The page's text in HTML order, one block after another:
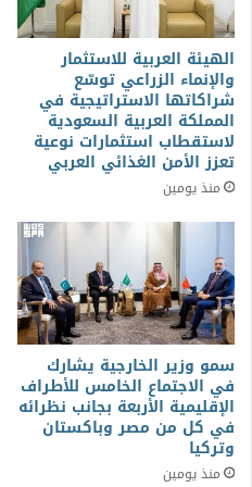
الهيئة العربية للاستثمار
والإنماء الزراعي توسّع
شراكاتها الاستراتيجية في
المملكة العربية السعودية
لاستقطاب استثمارات نوعية
تعزز الأمن الغذائي العربي
منذ يومين
سمو وزير الخارجية يشارك
في الاجتماع الخامس للأطراف
الإقليمية الأربعة بجانب نظرائه
في كل من مصر وباكستان
وتركيا
منذ يومين